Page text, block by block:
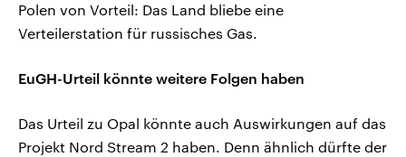
Polen von Vorteil: Das Land bliebe eine
Verteilerstation für russisches Gas.
EuGH-Urteil könnte weitere Folgen haben
Das Urteil zu Opal könnte auch Auswirkungen auf das
Projekt Nord Stream 2 haben. Denn ähnlich dürfte der